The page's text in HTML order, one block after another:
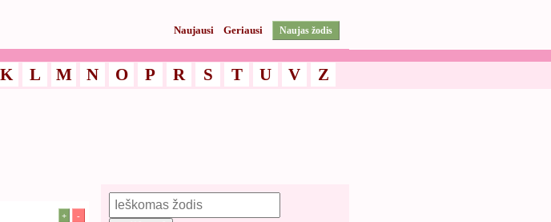
Naujausi Geriausi Naujas žodis
K L M N O P R S T U V Z
+ -